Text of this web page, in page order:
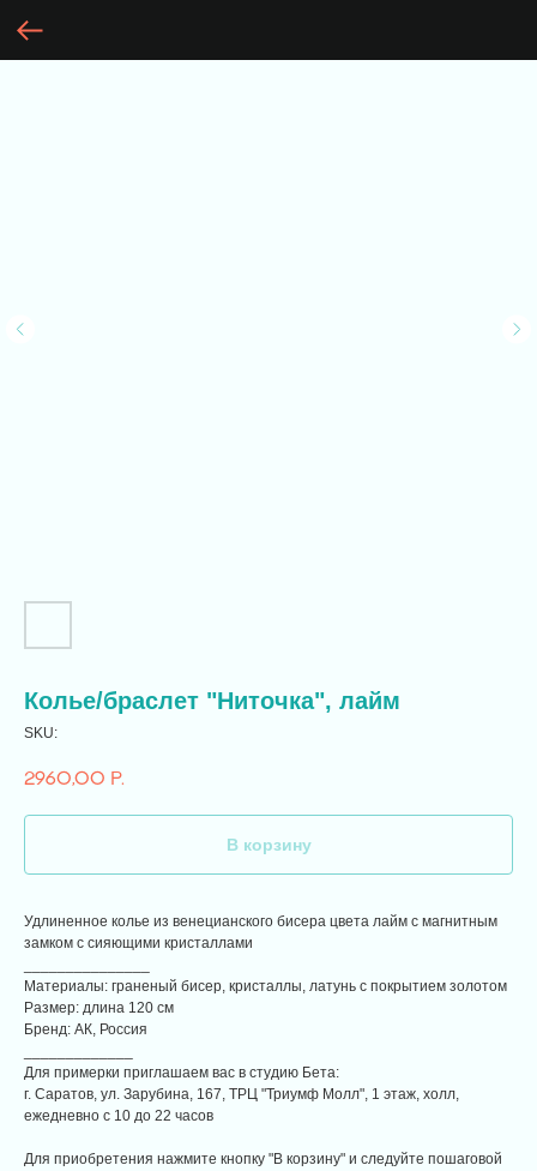
Колье/браслет "Ниточка", лайм
SKU:
2960,00 р.
В корзину
Удлиненное колье из венецианского бисера цвета лайм с магнитным
замком с сияющими кристаллами
Материалы: граненый бисер, кристаллы, латунь с покрытием золотом
Размер: длина 120 см
Бренд: АК, Россия
Для примерки приглашаем вас в студию Бета:
г. Саратов, ул. Зарубина, 167, ТРЦ "Триумф Молл", 1 этаж, холл,
ежедневно с 10 до 22 часов
Для приобретения нажмите кнопку "В корзину" и следуйте пошаговой